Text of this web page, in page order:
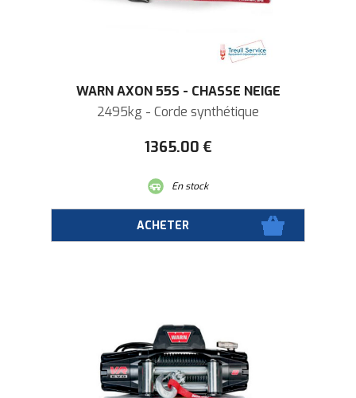
WARN AXON 55S - CHASSE NEIGE
2495kg - Corde synthétique
1365.00 €
En stock